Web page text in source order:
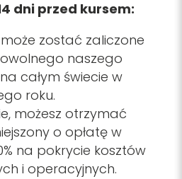
dni przed kursem:
może zostać zaliczone
naszego
całym świecie w
roku.
możesz otrzymać
o opłatę w
na pokrycie kosztów
i operacyjnych.